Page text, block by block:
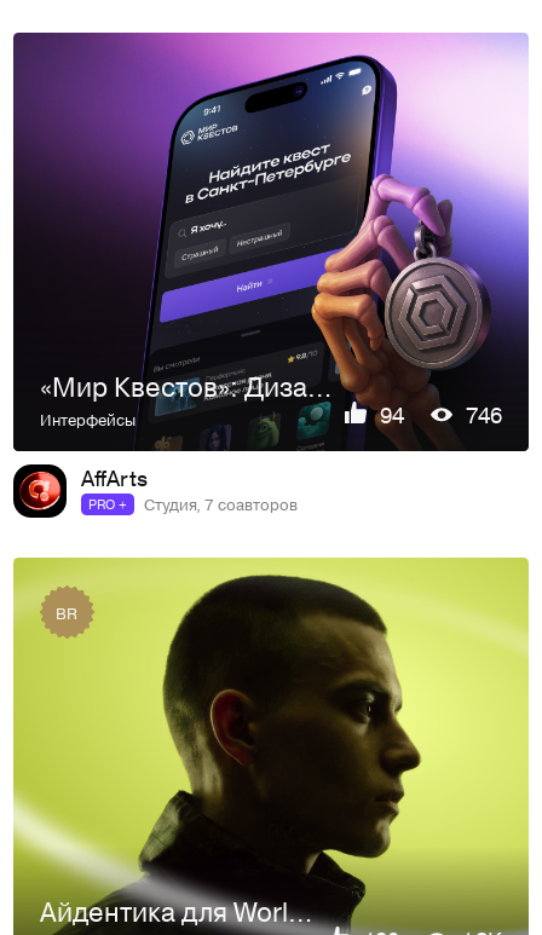
«Мир Квестов»: Дизайн мобильного приложения
Интерфейсы 94 746
AffArts
PRO + Студия, 7 соавторов
BR
Айдентика для World of Escapes: Агрегатор квестов в США